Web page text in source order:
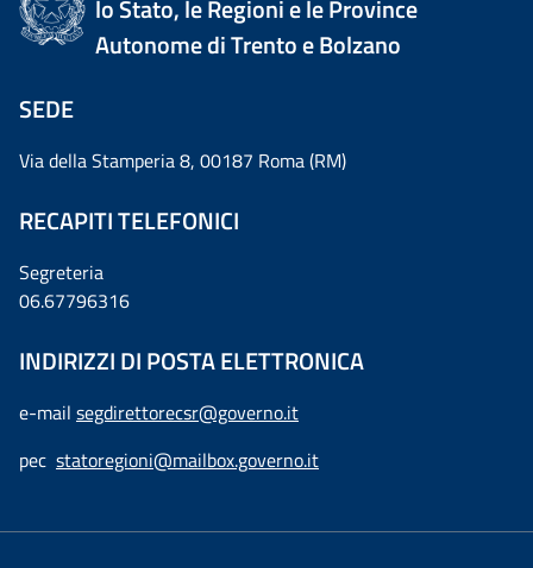
lo Stato, le Regioni e le Province
Autonome di Trento e Bolzano
SEDE
Via della Stamperia 8, 00187 Roma (RM)
RECAPITI TELEFONICI
Segreteria
06.67796316
INDIRIZZI DI POSTA ELETTRONICA
e-mail segdirettorecsr@governo.it
pec statoregioni@mailbox.governo.it